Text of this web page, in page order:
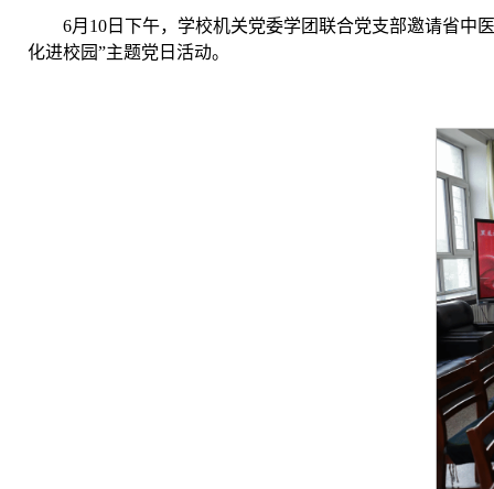
6月10日下午，学校机关党委学团联合党支部邀请省中
化进校园”主题党日活动。